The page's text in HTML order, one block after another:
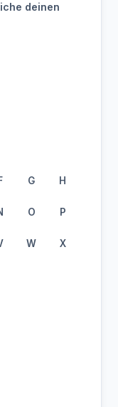
deinen
G H
O P
W X